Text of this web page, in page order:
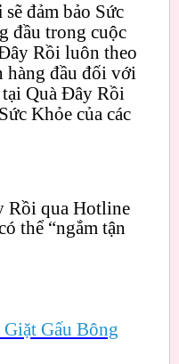
sẽ đảm bảo Sức
đầu trong cuộc
Rồi luôn theo
hàng đầu đối với
tại Quà Đây Rồi
Khỏe của các
Rồi qua Hotline
thể “ngắm tận
Gấu Bông